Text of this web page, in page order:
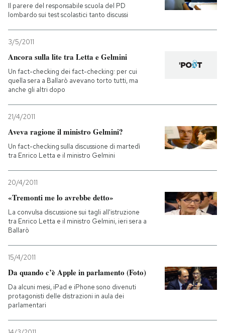
Il parere del responsabile scuola del PD
lombardo sui test scolastici tanto discussi
3/5/2011
Ancora sulla lite tra Letta e Gelmini
Un fact-checking dei fact-checking: per cui
quella sera a Ballarò avevano torto tutti, ma
anche gli altri dopo
21/4/2011
Aveva ragione il ministro Gelmini?
Un fact-checking sulla discussione di martedì
tra Enrico Letta e il ministro Gelmini
20/4/2011
«Tremonti me lo avrebbe detto»
La convulsa discussione sui tagli all'istruzione
tra Enrico Letta e il ministro Gelmini, ieri sera a
Ballarò
15/4/2011
Da quando c’è Apple in parlamento (Foto)
Da alcuni mesi, iPad e iPhone sono divenuti
protagonisti delle distrazioni in aula dei
parlamentari